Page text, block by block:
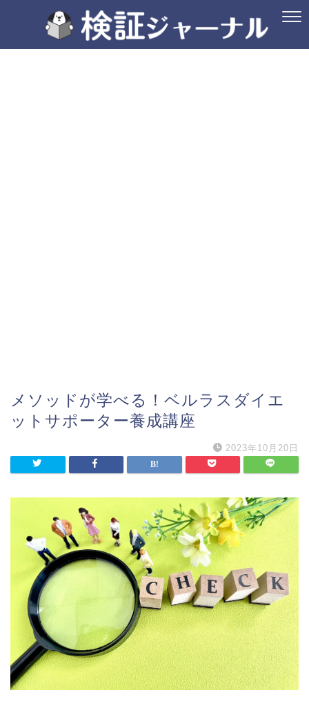
メソッドが学べる！ベルラスダイエ
ットサポーター養成講座
2023年10月20日